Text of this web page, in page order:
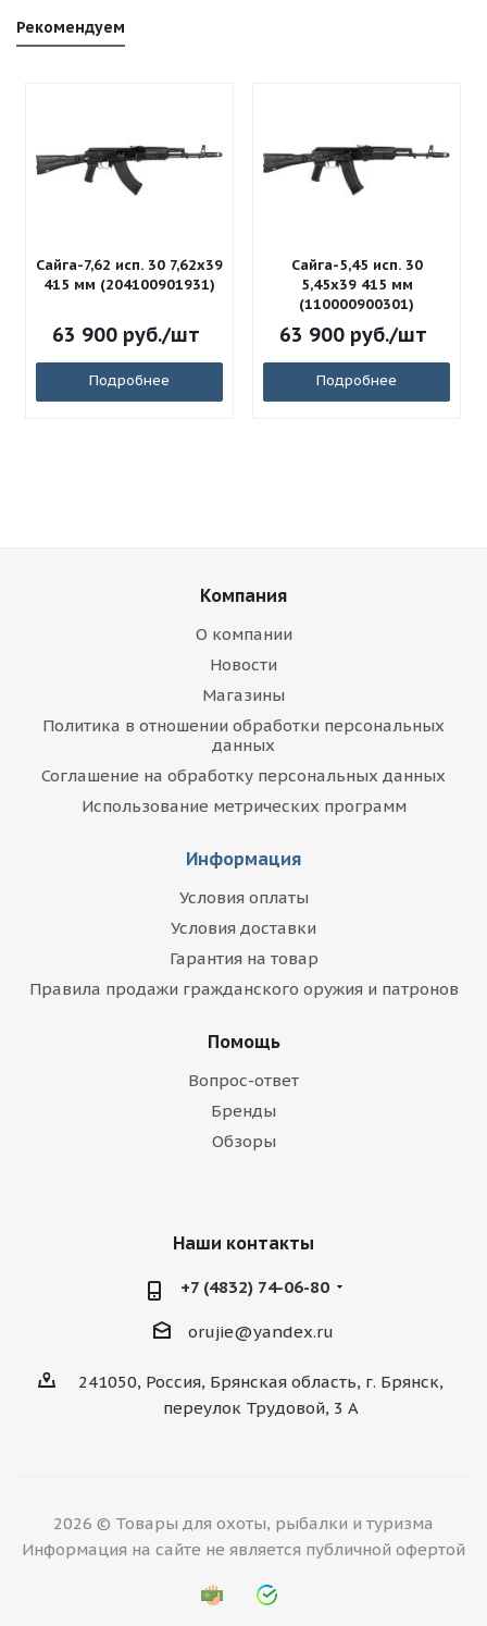
Рекомендуем
Сайга-7,62 исп. 30 7,62x39
415 мм (204100901931)
63 900руб./шт
Подробнее
Сайга-5,45 исп. 30
5,45x39 415 мм
(110000900301)
63 900руб./шт
Подробнее
Компания
О компании
Новости
Магазины
Политика в отношении обработки персональных
данных
Соглашение на обработку персональных данных
Использование метрических программ
Информация
Условия оплаты
Условия доставки
Гарантия на товар
Правила продажи гражданского оружия и патронов
Помощь
Вопрос-ответ
Бренды
Обзоры
Наши контакты
+7 (4832) 74-06-80
orujie@yandex.ru
241050, Россия, Брянская область, г. Брянск,
переулок Трудовой, 3 А
2026 © Товары для охоты, рыбалки и туризма
Информация на сайте не является публичной офертой